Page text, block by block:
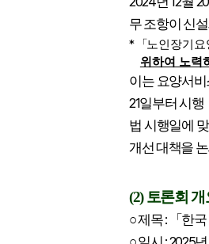
무 조항이 신
* 「 노인장기
위하여 노력
이는 요양서
21일부터 시행
법 시행일에
개선 대책을
(2)토론회 개
○제목: 「 한